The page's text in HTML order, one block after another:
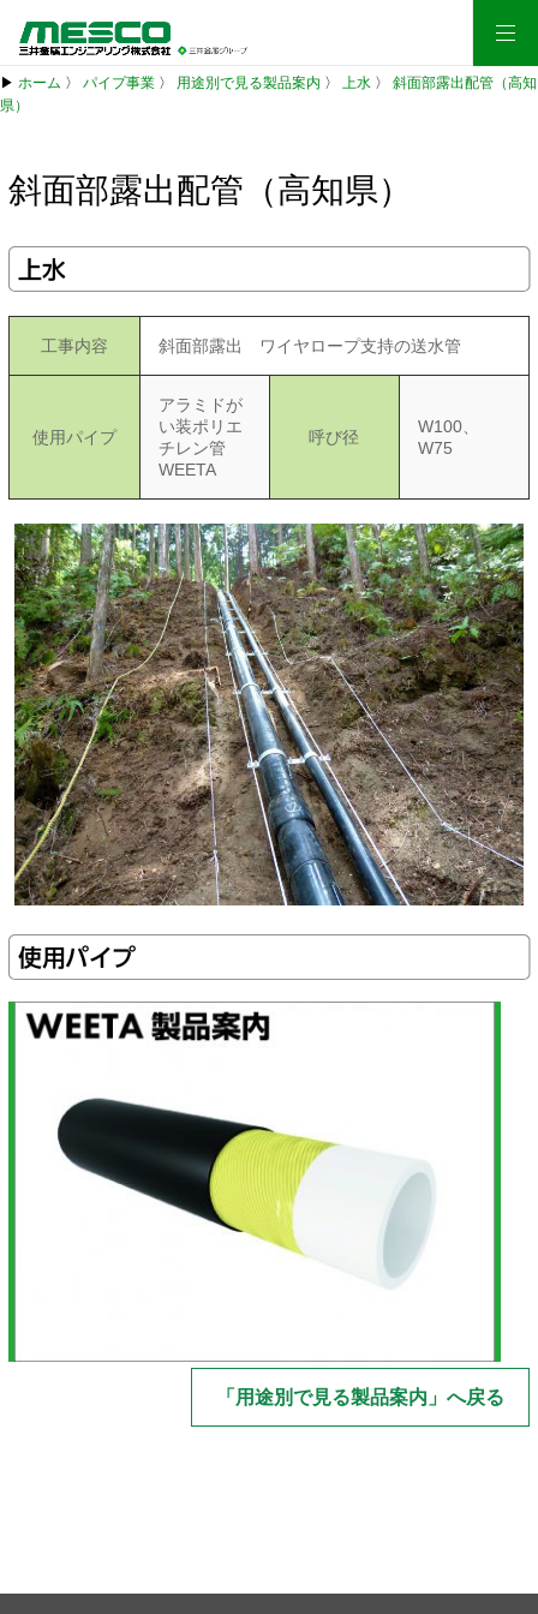
▶ ホーム 〉 パイプ事業 〉 用途別で見る製品案内 〉 上水 〉 斜面部露出配管（高知
県）
斜面部露出配管（高知県）
上水
工事内容 斜面部露出 ワイヤロープ支持の送水管
使用パイプ
アラミドが
い装ポリエ
チレン管
WEETA
呼び径
W100、
W75
使用パイプ
「用途別で見る製品案内」へ戻る